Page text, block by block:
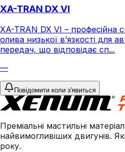
XA-TRAN DX VI
XA-TRAN DX VI – професійна
олива низької в’язкості для
передач, що відповідає сп...
—
Повідомити коли з'явиться
Преміальні мастильні
найвимогливіших двигунів.
року.